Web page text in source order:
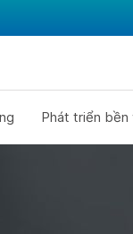
Phát triển bền